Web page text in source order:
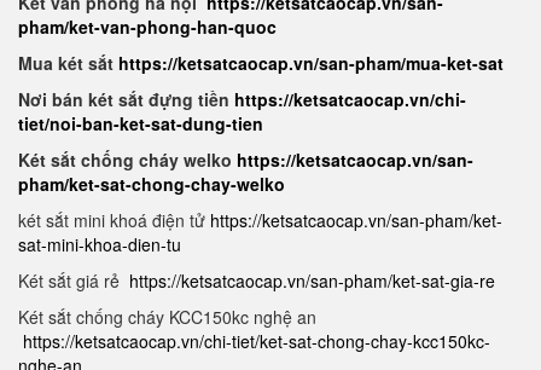
pham/ket-van-phong-han-quoc
Mua két sắt https://ketsatcaocap.vn/san-pham/mua-ket-sat
Nơi bán két sắt đựng tiền https://ketsatcaocap.vn/chi-
tiet/noi-ban-ket-sat-dung-tien
Két sắt chống cháy welko https://ketsatcaocap.vn/san-
pham/ket-sat-chong-chay-welko
két sắt mini khoá điện tử https://ketsatcaocap.vn/san-pham/ket-
sat-mini-khoa-dien-tu
Két sắt giá rẻ https://ketsatcaocap.vn/san-pham/ket-sat-gia-re
Két sắt chống cháy KCC150kc nghệ an
https://ketsatcaocap.vn/chi-tiet/ket-sat-chong-chay-kcc150kc-
nghe-an